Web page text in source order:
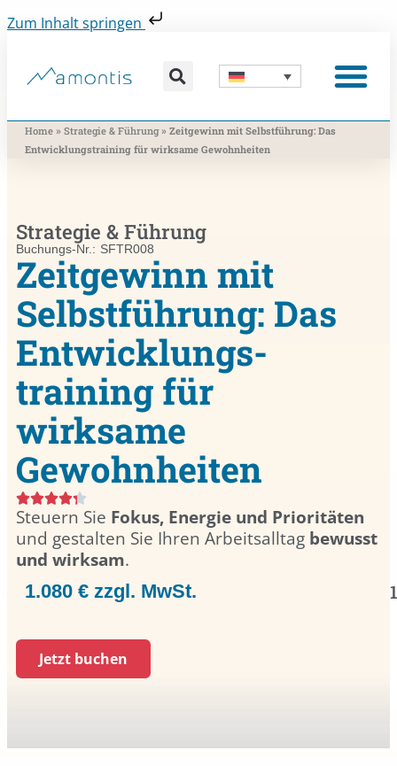
Zum Inhalt springen
Home » Strategie & Führung» Zeitgewinn mit Selbstführung: Das
Entwicklungs­training für wirksame Gewohnheiten
Strategie & Führung
Buchungs-Nr.: SFTR008
Zeitgewinn mit
Selbstführung: Das
Entwicklungs­
training für
wirksame
Gewohnheiten
Steuern Sie Fokus, Energie und Prioritäten
und gestalten Sie Ihren Arbeitsalltag bewusst
und wirksam.
1.080 € zzgl. MwSt.
Jetzt buchen